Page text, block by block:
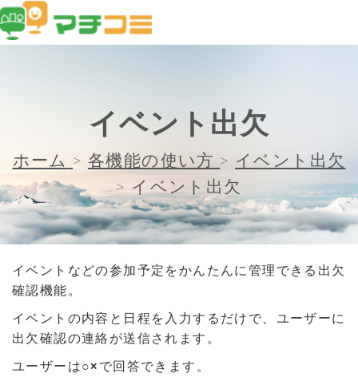
イベント出欠
ホーム > 各機能の使い方 > イベント出欠
> イベント出欠
イベントなどの参加予定をかんたんに管理できる出欠
確認機能。
イベントの内容と日程を入力するだけで、ユーザーに
出欠確認の連絡が送信されます。
ユーザーは○×で回答できます。